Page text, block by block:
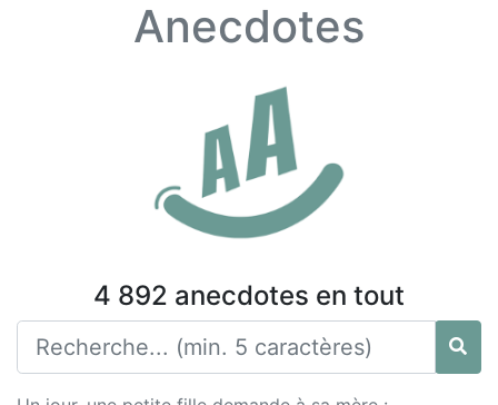
Anecdotes
4 892 anecdotes en tout